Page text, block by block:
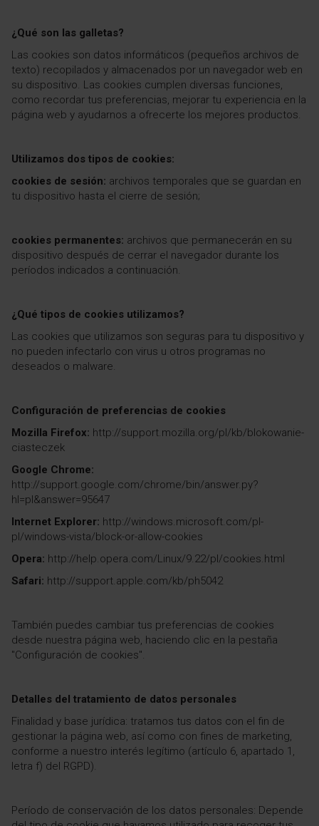
¿Qué son las galletas?
Las cookies son datos informáticos (pequeños archivos de
texto) recopilados y almacenados por un navegador web en
su dispositivo. Las cookies cumplen diversas funciones,
como recordar tus preferencias, mejorar tu experiencia en la
página web y ayudarnos a ofrecerte los mejores productos.
Utilizamos dos tipos de cookies:
cookies de sesión: archivos temporales que se guardan en
tu dispositivo hasta el cierre de sesión;
cookies permanentes: archivos que permanecerán en su
dispositivo después de cerrar el navegador durante los
períodos indicados a continuación.
¿Qué tipos de cookies utilizamos?
Las cookies que utilizamos son seguras para tu dispositivo y
no pueden infectarlo con virus u otros programas no
deseados o malware.
Configuración de preferencias de cookies
Mozilla Firefox: http://support.mozilla.org/pl/kb/blokowanie-
ciasteczek
Google Chrome:
http://support.google.com/chrome/bin/answer.py?
hl=pl&answer=95647
Internet Explorer: http://windows.microsoft.com/pl-
pl/windows-vista/block-or-allow-cookies
Opera: http://help.opera.com/Linux/9.22/pl/cookies.html
Safari: http://support.apple.com/kb/ph5042
También puedes cambiar tus preferencias de cookies
desde nuestra página web, haciendo clic en la pestaña
"Configuración de cookies".
Detalles del tratamiento de datos personales
Finalidad y base jurídica: tratamos tus datos con el fin de
gestionar la página web, así como con fines de marketing,
conforme a nuestro interés legítimo (artículo 6, apartado 1,
letra f) del RGPD).
Período de conservación de los datos personales: Depende